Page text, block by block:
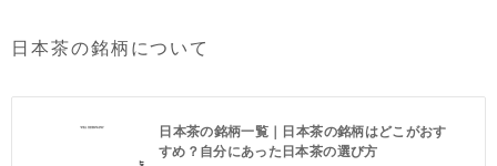
日本茶の銘柄について
日本茶の銘柄一覧｜日本茶の銘柄はどこがおす
すめ？自分にあった日本茶の選び方